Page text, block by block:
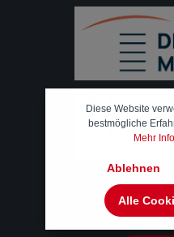
Diese Website
bestmögliche
Mehr
Ablehnen
Alle